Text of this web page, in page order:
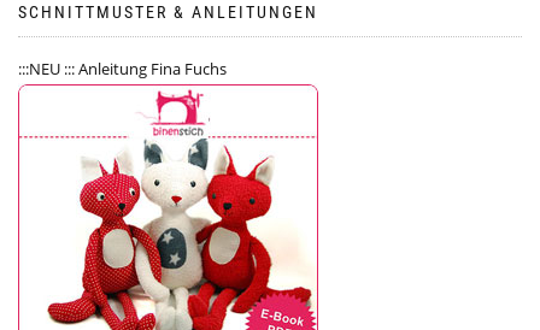
SCHNITTMUSTER & ANLEITUNGEN
:::NEU ::: Anleitung Fina Fuchs